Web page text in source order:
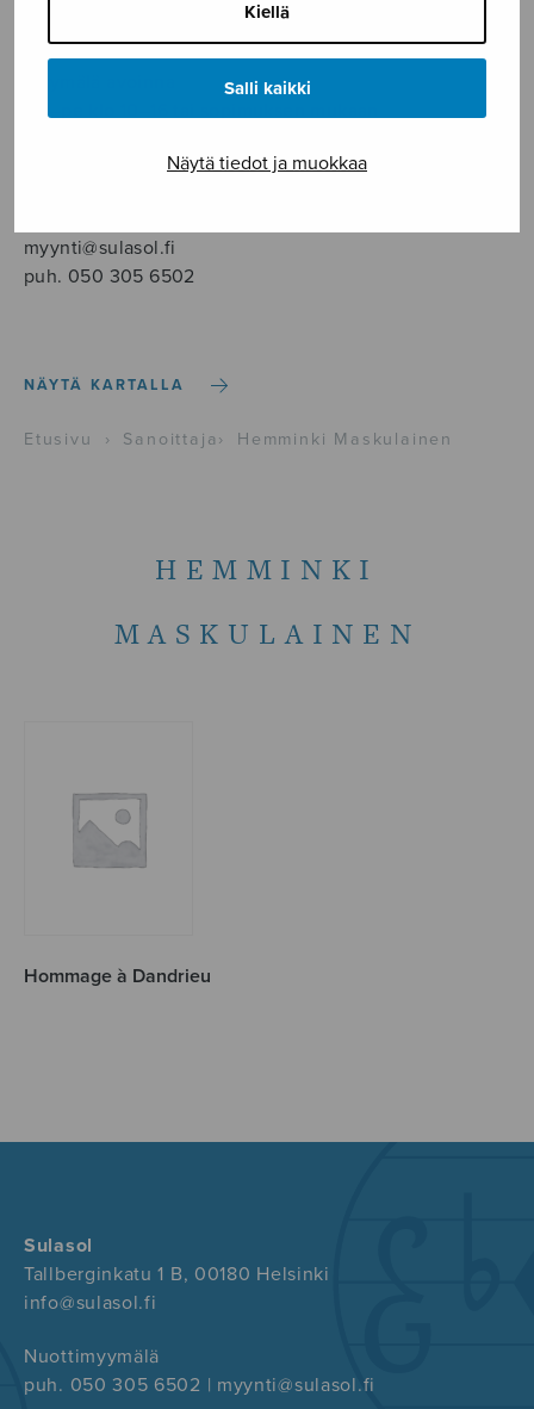
Kiellä
Salli kaikki
Näytä tiedot ja muokkaa
Sulasol nuottikauppa
ma–pe klo 10–16 tai sopimuksen mukaan
Tallberginkatu 1 B, 1,5 krs.
myynti@sulasol.fi
puh. 050 305 6502
NÄYTÄ KARTALLA
Etusivu › Sanoittaja › Hemminki Maskulainen
HEMMINKI
MASKULAINEN
Hommage à Dandrieu
Sulasol
Tallberginkatu 1 B, 00180 Helsinki
info@sulasol.fi
Nuottimyymälä
puh. 050 305 6502 | myynti@sulasol.fi